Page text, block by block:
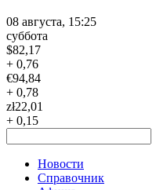
08 августа, 15:25
суббота
$82,17
+ 0,76
€94,84
+ 0,78
zł22,01
+ 0,15
Новости
Справочник